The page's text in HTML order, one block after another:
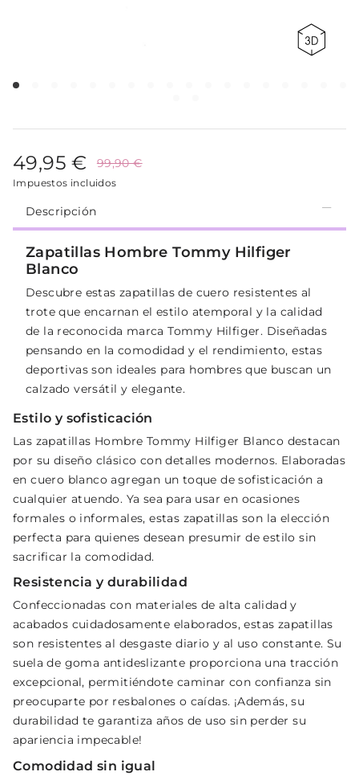
49,95 € 99,90 €
Impuestos incluidos
Descripción
Zapatillas Hombre Tommy Hilfiger
Blanco
Descubre estas zapatillas de cuero resistentes al
trote que encarnan el estilo atemporal y la calidad
de la reconocida marca Tommy Hilfiger. Diseñadas
pensando en la comodidad y el rendimiento, estas
deportivas son ideales para hombres que buscan un
calzado versátil y elegante.
Estilo y sofisticación
Las zapatillas Hombre Tommy Hilfiger Blanco destacan
por su diseño clásico con detalles modernos. Elaboradas
en cuero blanco agregan un toque de sofisticación a
cualquier atuendo. Ya sea para usar en ocasiones
formales o informales, estas zapatillas son la elección
perfecta para quienes desean presumir de estilo sin
sacrificar la comodidad.
Resistencia y durabilidad
Confeccionadas con materiales de alta calidad y
acabados cuidadosamente elaborados, estas zapatillas
son resistentes al desgaste diario y al uso constante. Su
suela de goma antideslizante proporciona una tracción
excepcional, permitiéndote caminar con confianza sin
preocuparte por resbalones o caídas. ¡Además, su
durabilidad te garantiza años de uso sin perder su
apariencia impecable!
Comodidad sin igual